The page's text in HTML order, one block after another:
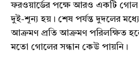
ফরওয়ার্ডের পক্ষে আরও একটি গোল
দুই-শূন্য হয়। শেষ পর্যন্ত দুদলের
আক্রমণ প্রতি আক্রমণ পরিলক্ষিত
মতো গোলের সন্ধান কেউ পায়নি।